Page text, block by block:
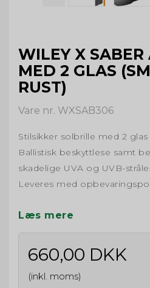
WILEY X SABER
MED 2 GLAS
RUST)
Vare nr. WXSAB306
Stilsikker solbrille med 2
Ballistisk beskyttlese samt
skadelige UVA og UVB-
Leveres med
Læs mere
660,00 DKK
(inkl. moms)